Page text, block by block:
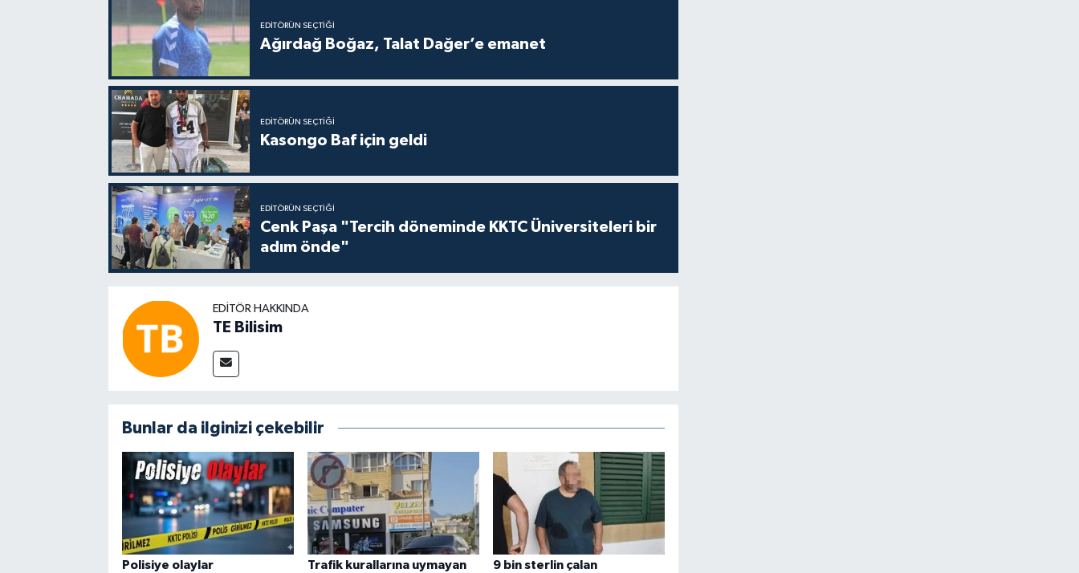
EDITÖRÜN SEÇTIĞI
Ağırdağ Boğaz, Talat Dağer’e emanet
EDITÖRÜN SEÇTIĞI
Kasongo Baf için geldi
EDITÖRÜN SEÇTIĞI
Cenk Paşa "Tercih döneminde KKTC Üniversiteleri bir
adım önde"
EDITÖR HAKKINDA
TE Bilisim
Bunlar da ilginizi çekebilir
Polisiye olaylar
Trafik kurallarına uymayan
9 bin sterlin çalan